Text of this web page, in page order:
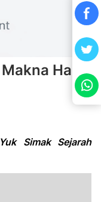
Hari
Simak Sejarah